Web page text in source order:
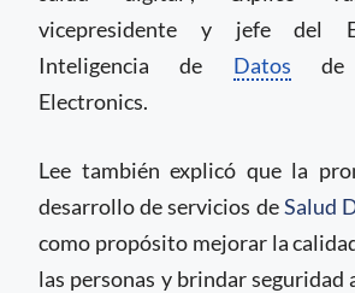
vicepresidente y jefe del
Inteligencia de Datos de
Electronics.
Lee también explicó que la
desarrollo de servicios deSalud
como propósito mejorar la
las personas y brindar seguridad